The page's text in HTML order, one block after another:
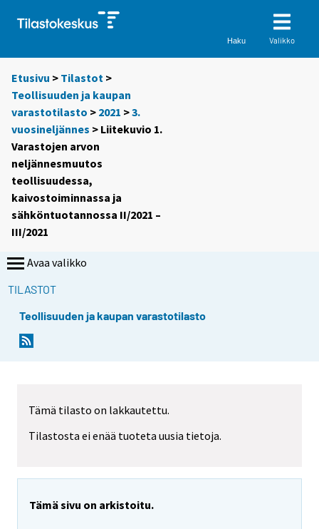
Haku Valikko
Etusivu > Tilastot >
Teollisuuden ja kaupan
varastotilasto > 2021 >3.
vuosineljännes > Liitekuvio 1.
Varastojen arvon
neljännesmuutos
teollisuudessa,
kaivostoiminnassa ja
sähköntuotannossa II/2021 –
III/2021
Avaa valikko
TILASTOT
Teollisuuden ja kaupan varastotilasto
Tämä tilasto on lakkautettu.
Tilastosta ei enää tuoteta uusia tietoja.
Tämä sivu on arkistoitu.